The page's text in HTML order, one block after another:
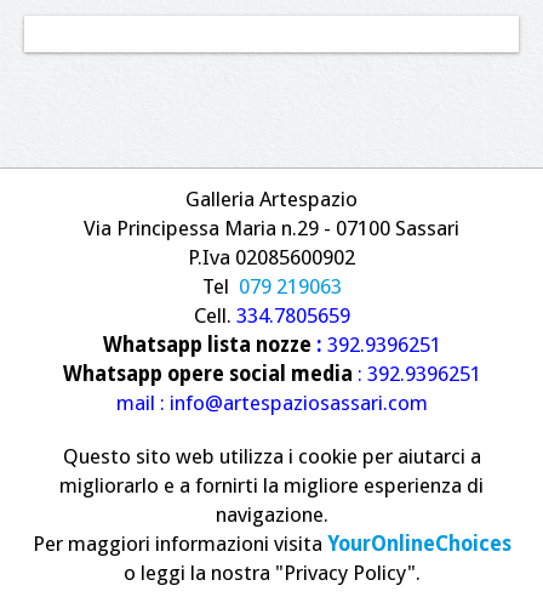
Galleria Artespazio
Via Principessa Maria n.29 - 07100 Sassari
P.Iva 02085600902
Tel 079 219063
Cell. 334.7805659
Whatsapp lista nozze : 392.9396251
Whatsapp opere social media : 392.9396251
mail : info@artespaziosassari.com
Questo sito web utilizza i cookie per aiutarci a
migliorarlo e a fornirti la migliore esperienza di
navigazione.
Per maggiori informazioni visita YourOnlineChoices
o leggi la nostra "Privacy Policy".